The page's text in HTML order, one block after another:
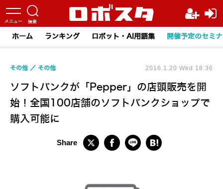
ホーム ランキング ロボット・AI用語集 開催予定のセミ
ソフトバンクが「Pepper」の店頭販売を開
始！全国100店舗のソフトバンクショップで
購入可能に
その他 その他 2016.1.20 Wed 18:36